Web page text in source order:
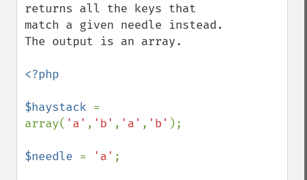
returns all the keys that
match a given needle instead.
The output is an array.
<?php
$haystack =
array( 'a' , 'b' , 'a' , 'b' );
$needle = 'a' ;